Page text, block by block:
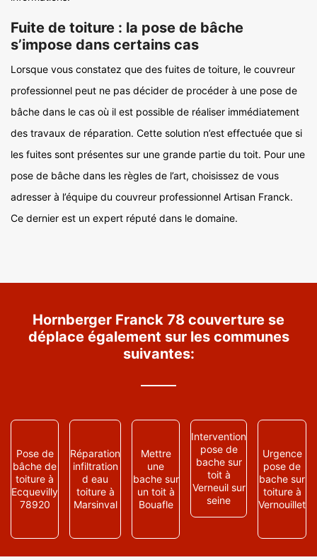
Fuite de toiture : la pose de bâche
s’impose dans certains cas
Lorsque vous constatez que des fuites de toiture, le couvreur
professionnel peut ne pas décider de procéder à une pose de
bâche dans le cas où il est possible de réaliser immédiatement
des travaux de réparation. Cette solution n’est effectuée que si
les fuites sont présentes sur une grande partie du toit. Pour une
pose de bâche dans les règles de l’art, choisissez de vous
adresser à l’équipe du couvreur professionnel Artisan Franck.
Ce dernier est un expert réputé dans le domaine.
Hornberger Franck 78 couverture se
déplace également sur les communes
suivantes:
Pose de
bâche de
toiture à
Ecquevilly
78920
Réparation
infiltration
d eau
toiture à
Marsinval
Mettre
une
bache sur
un toit à
Bouafle
Intervention
pose de
bache sur
toit à
Verneuil sur
seine
Urgence
pose de
bache sur
toiture à
Vernouillet